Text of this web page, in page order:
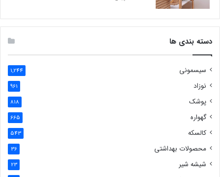
دسته بندی ها
سیسمونی 1,244
نوزاد 961
پوشک 818
گهواره 665
کالسکه 543
محصولات بهداشتی 36
شیشه شیر 23